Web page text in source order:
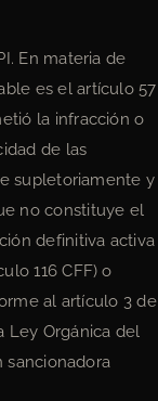
En materia de
es el artículo 57
la infracción o
de las
supletoriamente y
no constituye el
definitiva activa
116 CFF) o
al artículo 3 de
Ley Orgánica del
sancionadora